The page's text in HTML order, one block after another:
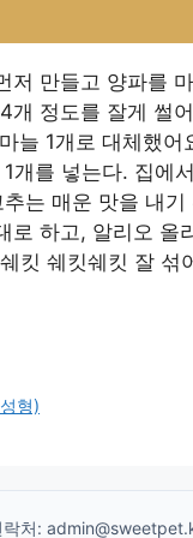
저 만들고 양파를
개 정도를 잘게 썰
늘 1개로 대체했어
개를 넣는다. 집에
는 매운 맛을 내기
하고, 알리오 올
킷 쉐킷쉐킷 잘 섞
형)
처: